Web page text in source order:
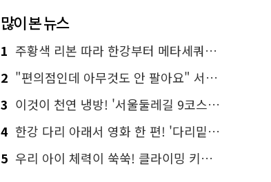
많이 본 뉴스
1 주황색 리본 따라 한강부터 메타세쿼이아 숲길까지…서울둘레길 15코스
2 "편의점인데 아무것도 안 팔아요" 서울에서 가장 특별한 편의점의 정체
3 이것이 천연 냉방! '서울둘레길 9코스'로 숲속 피서 떠나볼까
4 한강 다리 아래서 영화 한 편! '다리밑 영화관' 무료 상영
5 우리 아이 체력이 쑥쑥! 클라이밍 키즈카페·어린이 체력장